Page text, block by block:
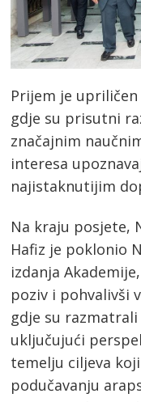
Prijem je
gdje su prisutni
značajnim
interesa
najistaknutijim
Na kraju posjete,
Hafiz je poklonio
izdanja
poziv i pohvalivši
gdje su
uključujući
temelju ciljeva
podučavanju